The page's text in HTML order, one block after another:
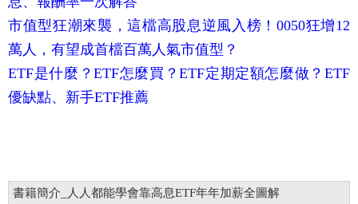
市值型狂潮來襲，這檔高股息逆風入榜！0050狂增12
萬人，有望成首檔百萬人氣市值型？
ETF是什麼？ETF怎麼買？ETF定期定額怎麼做？ETF
優缺點、新手ETF推薦
書籍簡介_人人都能學會靠高息ETF年年加薪全圖解